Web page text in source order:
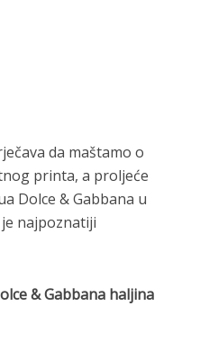
da maštamo o
printa, a proljeće
Dolce & Gabbana u
najpoznatiji
& Gabbana haljina